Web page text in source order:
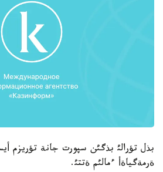
بذل تؤرالئ بذگئن سپورت جانة تؤريزم
ةرمةگياةأ ءمالئم ةتتئ.